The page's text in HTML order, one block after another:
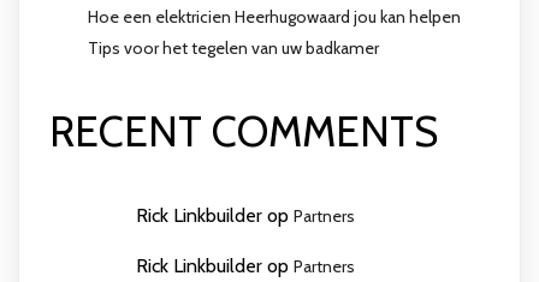
Hoe een elektricien Heerhugowaard jou kan helpen
Tips voor het tegelen van uw badkamer
RECENT COMMENTS
Rick Linkbuilder op Partners
Rick Linkbuilder op Partners